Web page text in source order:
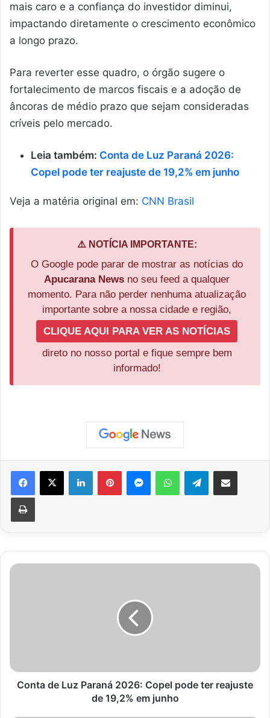
mais caro e a confiança do investidor diminui,
impactando diretamente o crescimento econômico
a longo prazo.
Para reverter esse quadro, o órgão sugere o
fortalecimento de marcos fiscais e a adoção de
âncoras de médio prazo que sejam consideradas
críveis pelo mercado.
Leia também: Conta de Luz Paraná 2026:
Copel pode ter reajuste de 19,2% em junho
Veja a matéria original em: CNN Brasil
⚠️ NOTÍCIA IMPORTANTE:
O Google pode parar de mostrar as notícias do
Apucarana News no seu feed a qualquer
momento. Para não perder nenhuma atualização
importante sobre a nossa cidade e região,
CLIQUE AQUI PARA VER AS NOTÍCIAS
direto no nosso portal e fique sempre bem
informado!
Facebook
X LinkedinPinterestMessengerWhatsAppTelegramCompartilhar via e-mail
Imprimir
Conta
reajuste
deConta de Luz Paraná 2026: Copel pode ter reajuste
de 19,2% em junho